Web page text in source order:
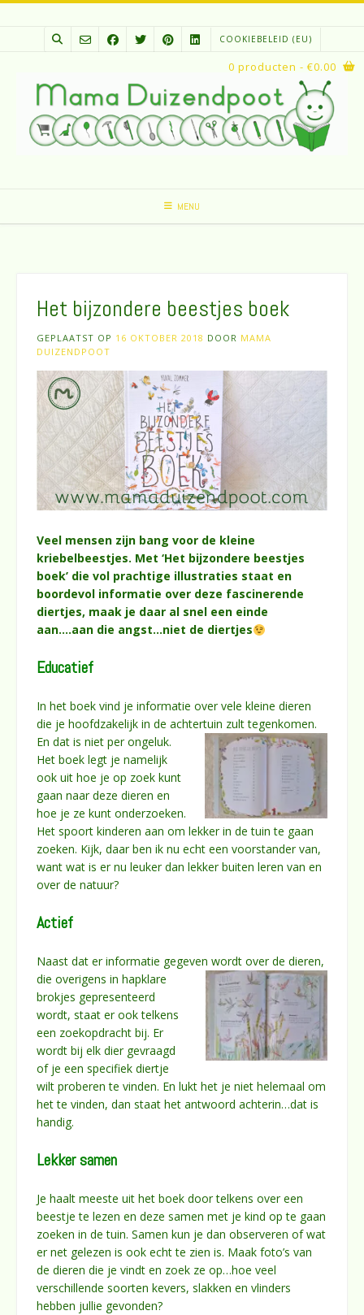
Spring
COOKIEBELEID (EU)
MENU
0 producten - €0.00
Het bijzondere beestjes boek
GEPLAATST OP 16 OKTOBER 2018 DOOR MAMA
DUIZENDPOOT
Veel mensen zijn bang voor de kleine
kriebelbeestjes. Met ‘Het bijzondere beestjes
boek’ die vol prachtige illustraties staat en
boordevol informatie over deze fascinerende
diertjes, maak je daar al snel een einde
aan….aan die angst…niet de diertjes
Educatief
In het boek vind je informatie over vele kleine dieren
die je hoofdzakelijk in de achtertuin zult tegenkomen.
En dat is niet per ongeluk.
Het boek legt je namelijk
ook uit hoe je op zoek kunt
gaan naar deze dieren en
hoe je ze kunt onderzoeken.
Het spoort kinderen aan om lekker in de tuin te gaan
zoeken. Kijk, daar ben ik nu echt een voorstander van,
want wat is er nu leuker dan lekker buiten leren van en
over de natuur?
Actief
Naast dat er informatie gegeven wordt over de dieren,
die overigens in hapklare
brokjes gepresenteerd
wordt, staat er ook telkens
een zoekopdracht bij. Er
wordt bij elk dier gevraagd
of je een specifiek diertje
wilt proberen te vinden. En lukt het je niet helemaal om
het te vinden, dan staat het antwoord achterin…dat is
handig.
Lekker samen
Je haalt meeste uit het boek door telkens over een
beestje te lezen en deze samen met je kind op te gaan
zoeken in de tuin. Samen kun je dan observeren of wat
er net gelezen is ook echt te zien is. Maak foto’s van
de dieren die je vindt en zoek ze op…hoe veel
verschillende soorten kevers, slakken en vlinders
hebben jullie gevonden?